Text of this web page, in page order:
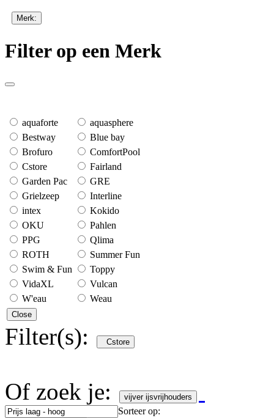
Merk:
Filter op een Merk
aquaforte
aquasphere
Bestway
Blue bay
Brofuro
ComfortPool
Cstore
Fairland
Garden Pac
GRE
Grielzeep
Interline
intex
Kokido
OKU
Pahlen
PPG
Qlima
ROTH
Summer Fun
Swim & Fun
Toppy
VidaXL
Vulcan
W'eau
Weau
Close
Filter(s): Cstore
Of zoek je: vijver ijsvrijhouders
Sorteer op: